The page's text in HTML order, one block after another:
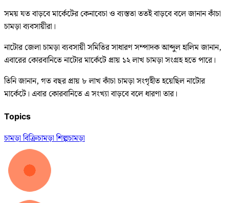
সময় যত বাড়বে মার্কেটের কেনাবেচা ও ব্যস্ততা ততই বাড়বে বলে জানান কাঁচা
চামড়া ব্যবসায়ীরা।
নাটোর জেলা চামড়া ব্যবসায়ী সমিতির সাধারণ সম্পাদক আব্দুল হালিম জানান,
এবারের কোরবানিতে নাটোর মার্কেটে প্রায় ১২ লাখ চামড়া সংগ্রহ হতে পারে।
তিনি জানান, গত বছর প্রায় ৮ লাখ কাঁচা চামড়া সংগৃহীত হয়েছিল নাটোর
মার্কেটে। এবার কোরবানিতে এ সংখ্যা বাড়বে বলে ধারণা তার।
Topics
চামড়া বিক্রিচামড়া শিল্পচামড়া